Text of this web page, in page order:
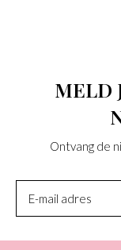
MELD
Ontvang de